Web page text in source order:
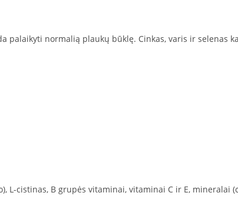
palaikyti normalią plaukų būklę. Cinkas, varis ir selenas
L-cistinas, B grupės vitaminai, vitaminai C ir E, mineralai